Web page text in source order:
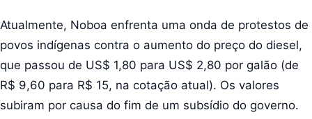
Atualmente, Noboa enfrenta uma onda de protestos de
povos indígenas contra o aumento do preço do diesel,
que passou de US$ 1,80 para US$ 2,80 por galão (de
R$ 9,60 para R$ 15, na cotação atual). Os valores
subiram por causa do fim de um subsídio do governo.